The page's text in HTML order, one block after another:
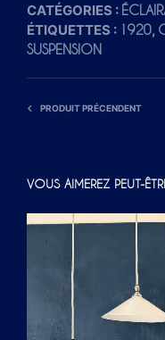
CATÉGORIES :
ÉTIQUETTES : 1920,
SUSPENSION
PRODUIT PRÉCENDENT
VOUS AIMEREZ PEUT-